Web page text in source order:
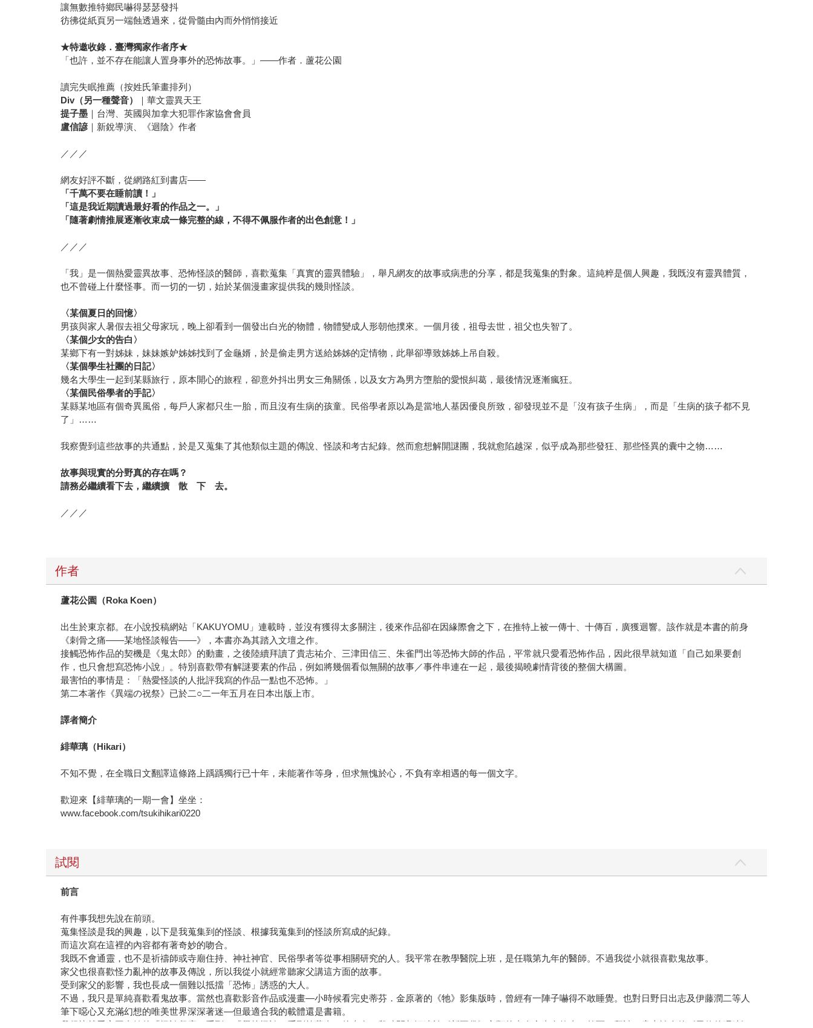
讓無數推特鄉民嚇得瑟瑟發抖
彷彿從紙頁另一端蝕透過來，從骨髓由內而外悄悄接近
★特邀收錄．臺灣獨家作者序★
「也許，並不存在能讓人置身事外的恐怖故事。」——作者．蘆花公園
讀完失眠推薦（按姓氏筆畫排列）
Div （另一種聲音）
｜華文靈異天王
提子墨 ｜台灣、英國與加拿大犯罪作家協會會員
盧信諺 ｜新銳導演、《迴陰》作者
／／／
網友好評不斷，從網路紅到書店——
「千萬不要在睡前讀！」
「這是我近期讀過最好看的作品之一。」
「隨著劇情推展逐漸收束成一條完整的線，不得不佩服作者的出色創意！」
／／／
「我」是一個熱愛靈異故事、恐怖怪談的醫師，喜歡蒐集「真實的靈異體驗」，舉凡網友的故事或病患的分享，都是我蒐集的對象。這純粹是個人興趣，我既沒有靈異體質，
也不曾碰上什麼怪事。而一切的一切，始於某個漫畫家提供我的幾則怪談。
〈某個夏日的回憶〉
男孩與家人暑假去祖父母家玩，晚上卻看到一個發出白光的物體，物體變成人形朝他撲來。一個月後，祖母去世，祖父也失智了。
〈某個少女的告白〉
某鄉下有一對姊妹，妹妹嫉妒姊姊找到了金龜婿，於是偷走男方送給姊姊的定情物，此舉卻導致姊姊上吊自殺。
〈某個學生社團的日記〉
幾名大學生一起到某縣旅行，原本開心的旅程，卻意外抖出男女三角關係，以及女方為男方墮胎的愛恨糾葛，最後情況逐漸瘋狂。
〈某個民俗學者的手記〉
某縣某地區有個奇異風俗，每戶人家都只生一胎，而且沒有生病的孩童。民俗學者原以為是當地人基因優良所致，卻發現並不是「沒有孩子生病」，而是「生病的孩子都不見
了」……
我察覺到這些故事的共通點，於是又蒐集了其他類似主題的傳說、怪談和考古紀錄。然而愈想解開謎團，我就愈陷越深，似乎成為那些發狂、那些怪異的囊中之物……
故事與現實的分野真的存在嗎？
請務必繼續看下去，繼續擴 散 下 去。
／／／
作者
蘆花公園（Roka Koen）
出生於東京都。在小說投稿網站「KAKUYOMU」連載時，並沒有獲得太多關注，後來作品卻在因緣際會之下，在推特上被一傳十、十傳百，廣獲迴響。該作就是本書的前身
《刺骨之痛——某地怪談報告——》，本書亦為其踏入文壇之作。
接觸恐怖作品的契機是《鬼太郎》的動畫，之後陸續拜讀了貴志祐介、三津田信三、朱雀門出等恐怖大師的作品，平常就只愛看恐怖作品，因此很早就知道「自己如果要創
作，也只會想寫恐怖小說」。特別喜歡帶有解謎要素的作品，例如將幾個看似無關的故事／事件串連在一起，最後揭曉劇情背後的整個大構圖。
最害怕的事情是：「熱愛怪談的人批評我寫的作品一點也不恐怖。」
第二本著作《異端の祝祭》已於二○二一年五月在日本出版上市。
譯者簡介
緋華璃（Hikari）
不知不覺，在全職日文翻譯這條路上踽踽獨行已十年，未能著作等身，但求無愧於心，不負有幸相遇的每一個文字。
歡迎來【緋華璃的一期一會】坐坐：
www.facebook.com/tsukihikari0220
試閱
前言
有件事我想先說在前頭。
蒐集怪談是我的興趣，以下是我蒐集到的怪談、根據我蒐集到的怪談所寫成的紀錄。
而這次寫在這裡的內容都有著奇妙的吻合。
我既不會通靈，也不是祈禱師或寺廟住持、神社神官、民俗學者等從事相關研究的人。我平常在教學醫院上班，是任職第九年的醫師。不過我從小就很喜歡鬼故事。
家父也很喜歡怪力亂神的故事及傳說，所以我從小就經常聽家父講這方面的故事。
受到家父的影響，我也長成一個難以抵擋「恐怖」誘惑的大人。
不過，我只是單純喜歡看鬼故事。當然也喜歡影音作品或漫畫—小時候看完史蒂芬．金原著的《牠》影集版時，曾經有一陣子嚇得不敢睡覺。也對日野日出志及伊藤潤二等人
筆下噁心又充滿幻想的唯美世界深深著迷—但最適合我的載體還是書籍。
我很快就看完圖書館的「怪談餐廳」系列、「學校怪談」系列等藏書，後來有一段時間都沉迷於《新耳袋》之類的真人實事鬼故事。然而，拜讀了貴志祐介的《天使的呢喃》